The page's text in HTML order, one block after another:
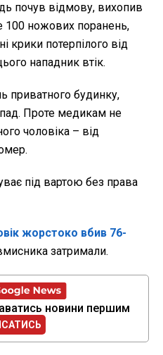
почув відмову, вихопив
100 ножових поранень,
крики потерпілого від
нападник втік.
приватного будинку,
Проте медикам не
чоловіка – від
під вартою без права
жорстоко вбив 76-
затримали.
новини першим